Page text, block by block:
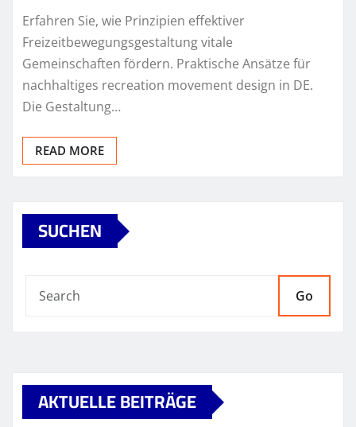
Erfahren Sie, wie Prinzipien effektiver
Freizeitbewegungsgestaltung vitale
Gemeinschaften fördern. Praktische Ansätze für
nachhaltiges recreation movement design in DE.
Die Gestaltung…
READ MORE
SUCHEN
Go
AKTUELLE BEITRÄGE